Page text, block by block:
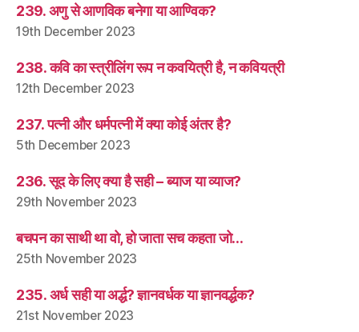
239. अणु से आणविक बनेगा या आण्विक?
19th December 2023
238. कवि का स्त्रीलिंग रूप न कवयित्री है, न कवियत्री
12th December 2023
237. पत्नी और धर्मपत्नी में क्या कोई अंतर है?
5th December 2023
236. सूद के लिए क्या है सही – ब्याज या व्याज?
29th November 2023
बचपन का साथी था वो, हो जाता सच कहता जो…
25th November 2023
235. अर्ध सही या अर्द्ध? ज्ञानवर्धक या ज्ञानवर्द्धक?
21st November 2023